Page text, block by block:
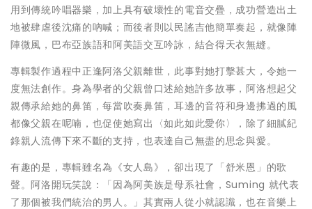
用到傳統吟唱器樂，加上具有破壞性的電音交疊，成功營造出土
地被肆虐後沈痛的吶喊；而後者則以民謠吉他簡單奏起，就像陣
陣微風，巴布亞族語和阿美語交互吟詠，結合得天衣無縫。
專輯製作過程中正逢阿洛父親離世，此事對她打擊甚大，令她一
度無法創作。身為學者的父親曾口述給她許多故事，阿洛想起父
親傳承給她的鼻笛，每當吹奏鼻笛，耳邊的音符和身邊拂過的風
都像父親在呢喃，也促使她寫出〈如此如此愛你〉，除了細膩紀
錄親人流傳下來不斷的支持，也表達自己無盡的思念與愛。
有趣的是，專輯雖名為《女人島》，卻出現了「舒米恩」的歌
聲。阿洛開玩笑說：「因為阿美族是母系社會，Suming 就代表
了那個被我們統治的男人。」其實兩人從小就認識，也在音樂上